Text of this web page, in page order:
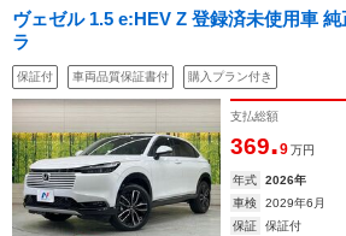
ヴェゼル 1.5 e:HEV Z 登録済未使用車
ラ
保証付 車両品質保証書付 購入プラン付き
支払総額
369.9 万円
年式 2026年
車検
2029年6月
保証
保証付